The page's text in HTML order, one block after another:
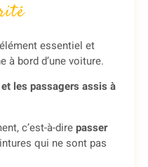
essentiel et
à bord d’une voiture.
les passagers assis à
c’est-à-direpasser
qui ne sont pas